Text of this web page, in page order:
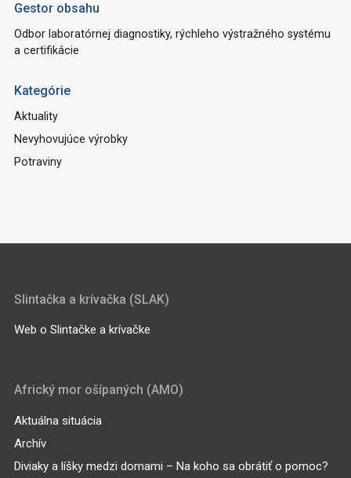
Gestor obsahu
Odbor laboratórnej diagnostiky, rýchleho výstražného systému
a certifikácie
Kategórie
Aktuality
Nevyhovujúce výrobky
Potraviny
Slintačka a krívačka (SLAK)
Web o Slintačke a krívačke
Africký mor ošípaných (AMO)
Aktuálna situácia
Archív
Diviaky a líšky medzi domami – Na koho sa obrátiť o pomoc?